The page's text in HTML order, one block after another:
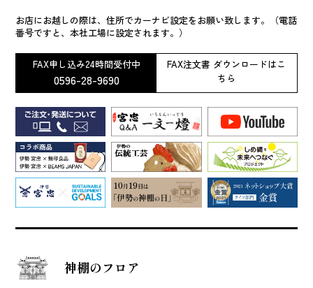
お店にお越しの際は、住所でカーナビ設定をお願い致します。（電話
番号ですと、本社工場に設定されます。）
FAX申し込み24時間受付中
0596-28-9690
FAX注文書 ダウンロードはこ
ちら
神棚のフロア